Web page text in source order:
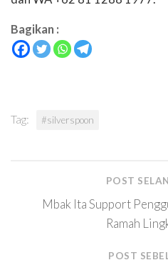
Bagikan :
Tag: #silverspoon
POST
Mbak Ita Support
Ramah
POST